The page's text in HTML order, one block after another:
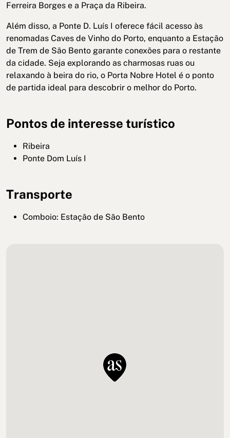
Ferreira Borges e a Praça da Ribeira.
Além disso, a Ponte D. Luís I oferece fácil acesso às
renomadas Caves de Vinho do Porto, enquanto a Estação
de Trem de São Bento garante conexões para o restante
da cidade. Seja explorando as charmosas ruas ou
relaxando à beira do rio, o Porta Nobre Hotel é o ponto
de partida ideal para descobrir o melhor do Porto.
Pontos de interesse turístico
Ribeira
Ponte Dom Luís I
Transporte
Comboio: Estação de São Bento